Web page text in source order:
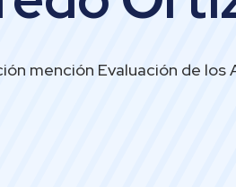
mención Evaluación de los